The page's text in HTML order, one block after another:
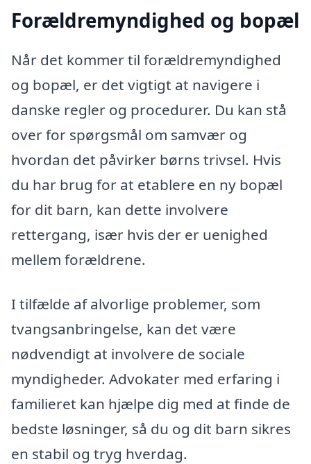
Forældremyndighed og bopæl
Når det kommer til forældremyndighed
og bopæl, er det vigtigt at navigere i
danske regler og procedurer. Du kan stå
over for spørgsmål om samvær og
hvordan det påvirker børns trivsel. Hvis
du har brug for at etablere en ny bopæl
for dit barn, kan dette involvere
rettergang, især hvis der er uenighed
mellem forældrene.
I tilfælde af alvorlige problemer, som
tvangsanbringelse, kan det være
nødvendigt at involvere de sociale
myndigheder. Advokater med erfaring i
familieret kan hjælpe dig med at finde de
bedste løsninger, så du og dit barn sikres
en stabil og tryg hverdag.